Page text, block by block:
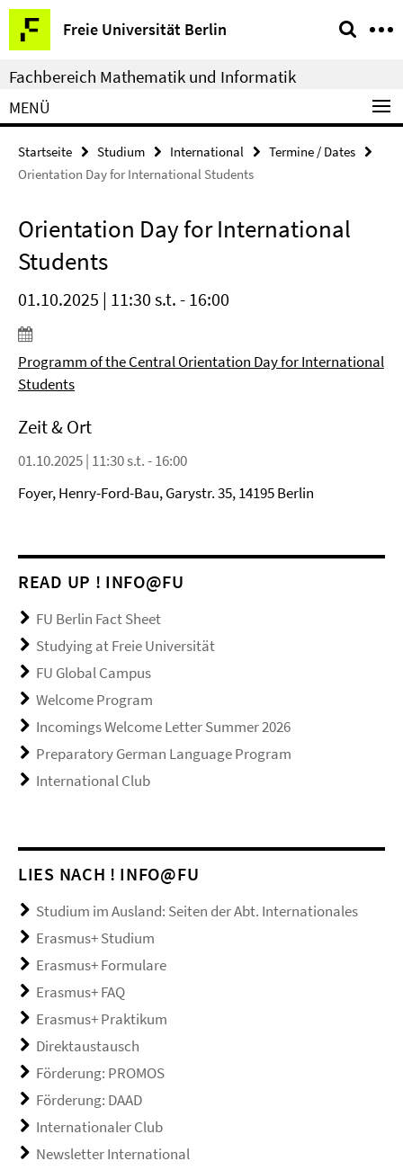
Springe
direkt
zu
Inhalt
Freie Universität Berlin
Service-
Navigation
Fachbereich Mathematik und Informatik
MENÜ
Startseite Studium International
Termine / Dates
Orientation Day for International Students
Orientation Day for International
Students
01.10.2025 | 11:30 s.t. - 16:00
Programm of the Central Orientation Day for International
Students
Zeit & Ort
01.10.2025 | 11:30 s.t. - 16:00
Foyer, Henry-Ford-Bau, Garystr. 35, 14195 Berlin
READ UP ! INFO@FU
FU Berlin Fact Sheet
Studying at Freie Universität
FU Global Campus
Welcome Program
Incomings Welcome Letter Summer 2026
Preparatory German Language Program
International Club
LIES NACH ! INFO@FU
Studium im Ausland: Seiten der Abt. Internationales
Erasmus+ Studium
Erasmus+ Formulare
Erasmus+ FAQ
Erasmus+ Praktikum
Direktaustausch
Förderung: PROMOS
Förderung: DAAD
Internationaler Club
Newsletter International